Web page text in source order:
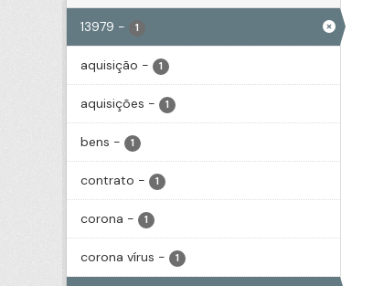
13979 - 1
aquisição - 1
aquisições - 1
bens - 1
contrato - 1
corona - 1
corona vírus - 1